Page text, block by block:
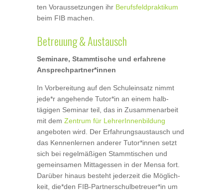
ten Voraussetzungen ihr Berufsfeldpraktikum
beim FIB machen.
Betreuung & Austausch
Seminare, Stammtische und erfahrene
Ansprechpartner*innen
In Vorbereitung auf den Schuleinsatz nimmt
jede*r angehende Tutor*in an einem halb­
tägigen Seminar teil, das in Zusammenarbeit
mit dem Zentrum für LehrerInnenbildung
angeboten wird. Der Erfahrungsaustausch und
das Kennenlernen anderer Tutor*innen setzt
sich bei regelmäßigen Stammtischen und
gemeinsamen Mittagessen in der Mensa fort.
Darüber hinaus besteht jederzeit die Möglich­
keit, die*den FIB-Partnerschulbetreuer*in um